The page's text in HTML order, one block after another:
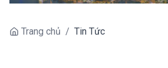
Trang chủ / Tin Tức